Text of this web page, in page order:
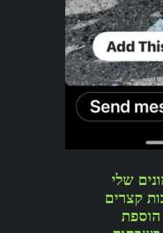
שלי
קצרים
הוספת